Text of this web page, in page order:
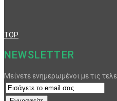
TOP
NEWSLETTER
Μείνετε ενημερωμένοι με τις